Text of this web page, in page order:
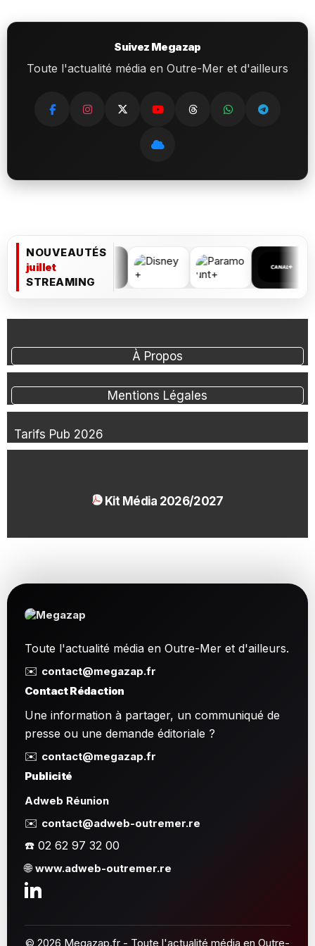
Suivez Megazap
Toute l'actualité média en Outre-Mer et d'ailleurs
NOUVEAUTÉS
juillet
STREAMING
À Propos
Mentions Légales
Tarifs Pub 2026
Kit Média 2026/2027
Toute l'actualité média en Outre-Mer et d'ailleurs.
✉️ contact@megazap.fr
Contact Rédaction
Une information à partager, un communiqué de
presse ou une demande éditoriale ?
✉️ contact@megazap.fr
Publicité
Adweb Réunion
✉️ contact@adweb-outremer.re
☎️ 02 62 97 32 00
🌐www.adweb-outremer.re
© 2026 Megazap.fr - Toute l'actualité média en Outre-